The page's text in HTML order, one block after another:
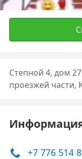
Степной 4, дом
проезжей части,
+7 776 514